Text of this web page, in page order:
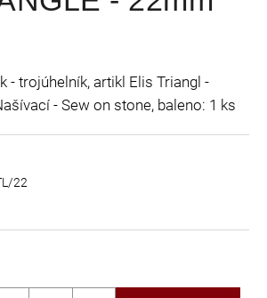
- trojúhelník, artikl Elis Triangl -
- Sew on stone, baleno: 1 ks
22